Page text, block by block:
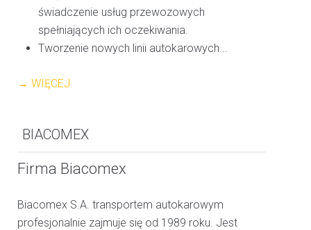
świadczenie usług przewozowych
spełniających ich oczekiwania.
Tworzenie nowych linii autokarowych...
→ WIĘCEJ
BIACOMEX
Firma Biacomex
Biacomex S.A. transportem autokarowym
profesjonalnie zajmuje się od 1989 roku. Jest